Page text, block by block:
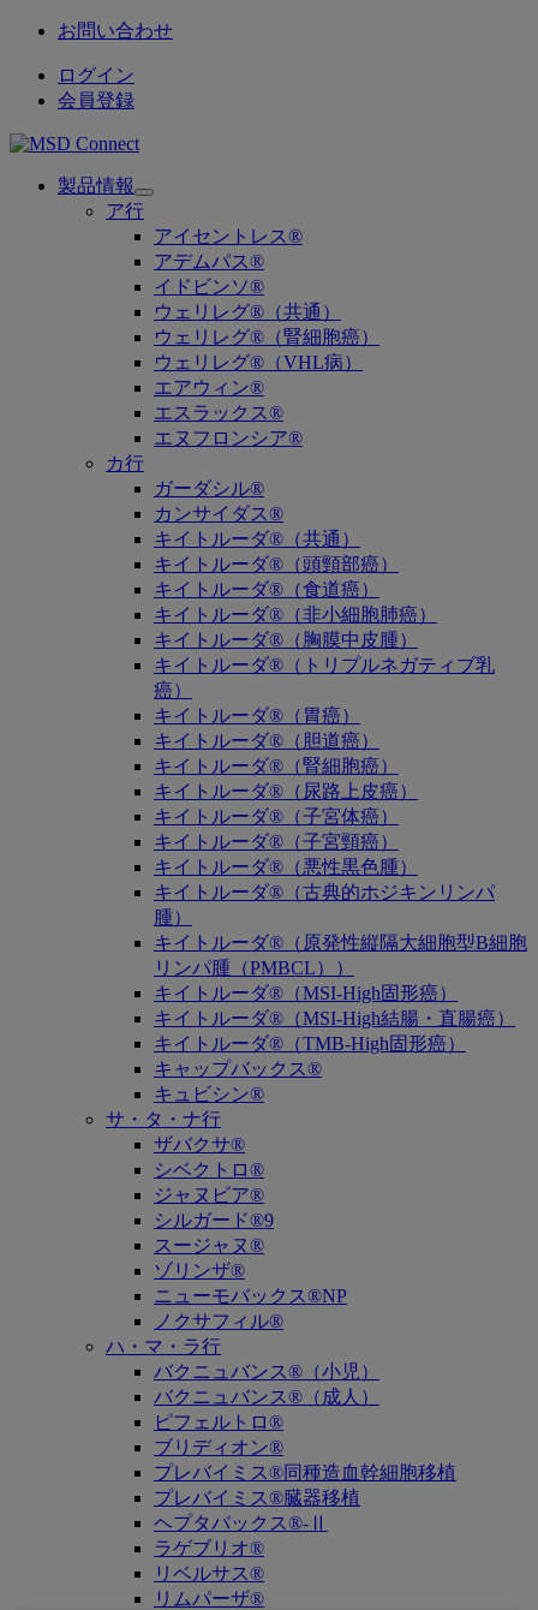
お問い合わせ
ログイン
会員登録
製品情報
Open
submenu
ア行
アイセントレス®
アデムパス®
イドビンソ®
ウェリレグ®（共通）
ウェリレグ®（腎細胞癌）
ウェリレグ®（VHL病）
エアウィン®
エスラックス®
エヌフロンシア®
カ行
ガーダシル®
カンサイダス®
キイトルーダ®（共通）
キイトルーダ®（頭頸部癌）
キイトルーダ®（食道癌）
キイトルーダ®（非小細胞肺癌）
キイトルーダ®（胸膜中皮腫）
キイトルーダ®（トリプルネガティブ乳
癌）
キイトルーダ®（胃癌）
キイトルーダ®（胆道癌）
キイトルーダ®（腎細胞癌）
キイトルーダ®（尿路上皮癌）
キイトルーダ®（子宮体癌）
キイトルーダ®（子宮頸癌）
キイトルーダ®（悪性黒色腫）
キイトルーダ®（古典的ホジキンリンパ
腫）
キイトルーダ®（原発性縦隔大細胞型B細胞
リンパ腫（PMBCL））
キイトルーダ®（MSI-High固形癌）
キイトルーダ®（MSI-High結腸・直腸癌）
キイトルーダ®（TMB-High固形癌）
キャップバックス®
キュビシン®
サ・タ・ナ行
ザバクサ®
シベクトロ®
ジャヌビア®
シルガード®9
スージャヌ®
ゾリンザ®
ニューモバックス®NP
ノクサフィル®
ハ・マ・ラ行
バクニュバンス®（小児）
バクニュバンス®（成人）
ピフェルトロ®
ブリディオン®
プレバイミス®同種造血幹細胞移植
プレバイミス®臓器移植
ヘプタバックス®-Ⅱ
ラゲブリオ®
リベルサス®
リムパーザ®